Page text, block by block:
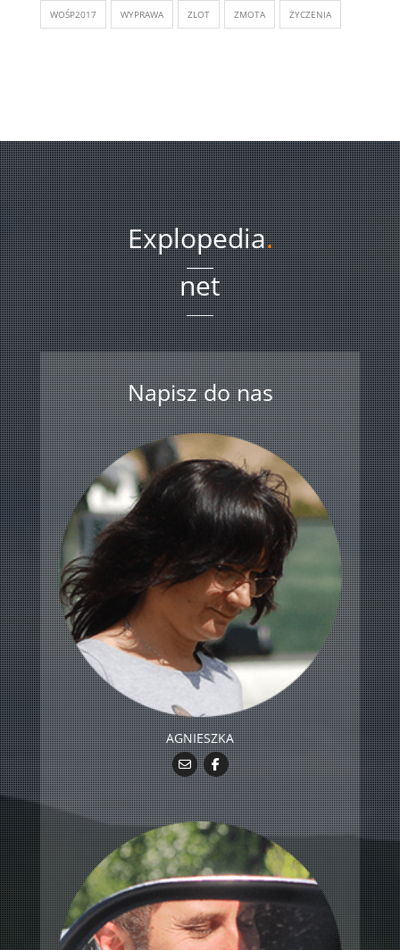
WOŚP2017 WYPRAWA ZLOT ZMOTA ŻYCZENIA
Explopedia.
net
Napisz do nas
AGNIESZKA